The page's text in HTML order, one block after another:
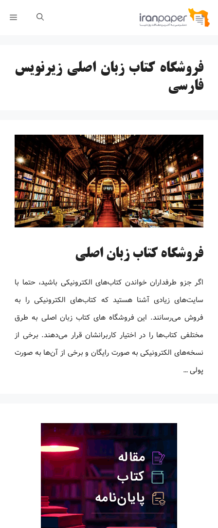
پرش
فروشگاه کتاب زبان اصلی زیرنویس
فارسی
فروشگاه کتاب زبان اصلی
اگر جزو طرفداران خواندن کتاب‌های الکترونیکی باشید، حتما با
سایت‌های زیادی آشنا هستید که کتاب‌های الکترونیکی را به
فروش می‌رسانند. این فروشگاه های کتاب زبان اصلی به طرق
مختلفی کتاب‌ها را در اختیار کاربرانشان قرار می‌دهند. برخی از
نسخه‌های الکترونیکی به صورت رایگان و برخی از آن‌ها به صورت
پولی …